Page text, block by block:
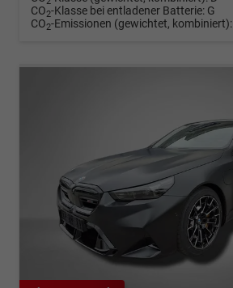
CO2-Klasse bei entladener Batterie: G
CO2-Emissionen (gewichtet, kombiniert):